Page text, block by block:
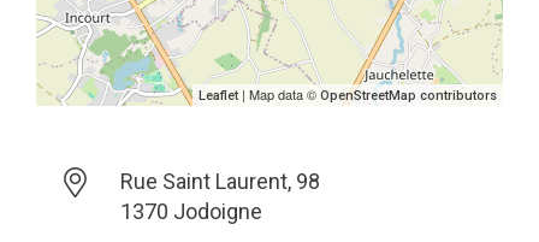
Leaflet | Map data © OpenStreetMap contributors
Rue Saint Laurent, 98
1370 Jodoigne